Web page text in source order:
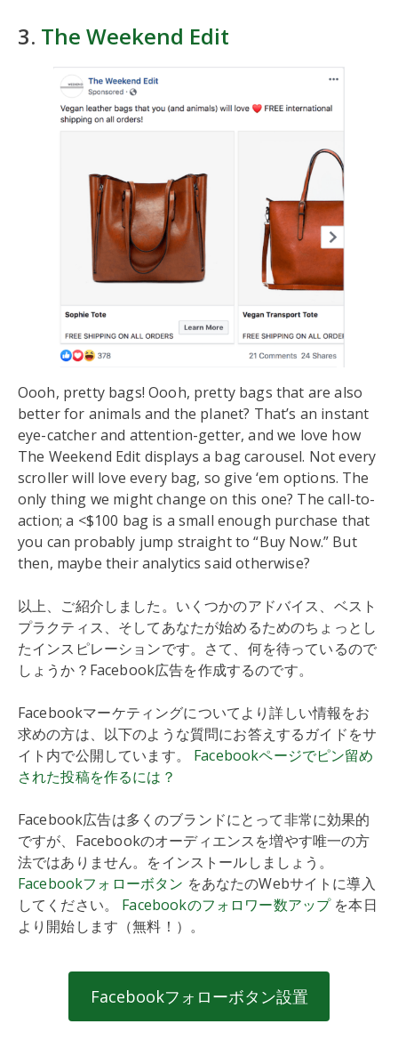
3. The Weekend Edit
Oooh, pretty bags! Oooh, pretty bags that are also
better for animals and the planet? That’s an instant
eye-catcher and attention-getter, and we love how
The Weekend Edit displays a bag carousel. Not every
scroller will love every bag, so give ‘em options. The
only thing we might change on this one? The call-to-
action; a <$100 bag is a small enough purchase that
you can probably jump straight to “Buy Now.” But
then, maybe their analytics said otherwise?
以上、ご紹介しました。いくつかのアドバイス、ベスト
プラクティス、そしてあなたが始めるためのちょっとし
たインスピレーションです。さて、何を待っているので
しょうか？Facebook広告を作成するのです。
Facebookマーケティングについてより詳しい情報をお
求めの方は、以下のような質問にお答えするガイドをサ
イト内で公開しています。 Facebookページでピン留め
された投稿を作るには？
Facebook広告は多くのブランドにとって非常に効果的
ですが、Facebookのオーディエンスを増やす唯一の方
法ではありません。をインストールしましょう。
Facebookフォローボタン をあなたのWebサイトに導入
してください。 Facebookのフォロワー数アップ を本日
より開始します（無料！）。
Facebookフォローボタン設置